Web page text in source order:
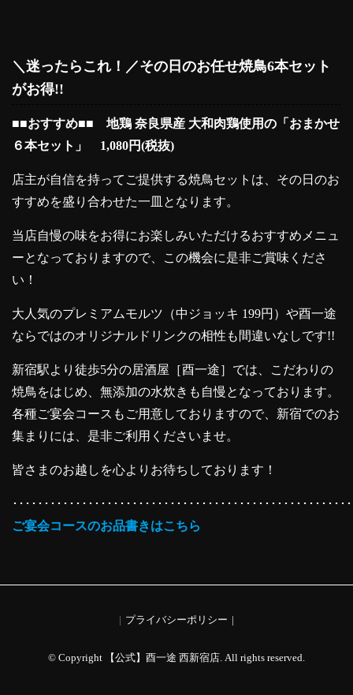
＼迷ったらこれ！／その日のお任せ焼鳥6本セット
がお得!!
■■おすすめ■■ 地鶏 奈良県産 大和肉鶏使用の「おまかせ
６本セット」 1,080円(税抜)
店主が自信を持ってご提供する焼鳥セットは、その日のお
すすめを盛り合わせた一皿となります。
当店自慢の味をお得にお楽しみいただけるおすすめメニュ
ーとなっておりますので、この機会に是非ご賞味くださ
い！
大人気のプレミアムモルツ（中ジョッキ 199円）や酉一途
ならではのオリジナルドリンクの相性も間違いなしです!!
新宿駅より徒歩5分の居酒屋［酉一途］では、こだわりの
焼鳥をはじめ、無添加の水炊きも自慢となっております。
各種ご宴会コースもご用意しておりますので、新宿でのお
集まりには、是非ご利用くださいませ。
皆さまのお越しを心よりお待ちしております！
･････････････････････････････････････････････････････
ご宴会コースのお品書きはこちら
プライバシーポリシー
© Copyright 【公式】酉一途 西新宿店. All rights reserved.